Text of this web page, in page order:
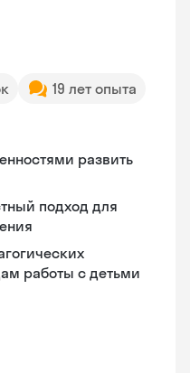
19 лет опыта
развить
подход для
работы с детьми